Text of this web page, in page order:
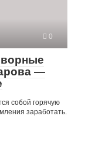
0
—
собой горячую
заработать.